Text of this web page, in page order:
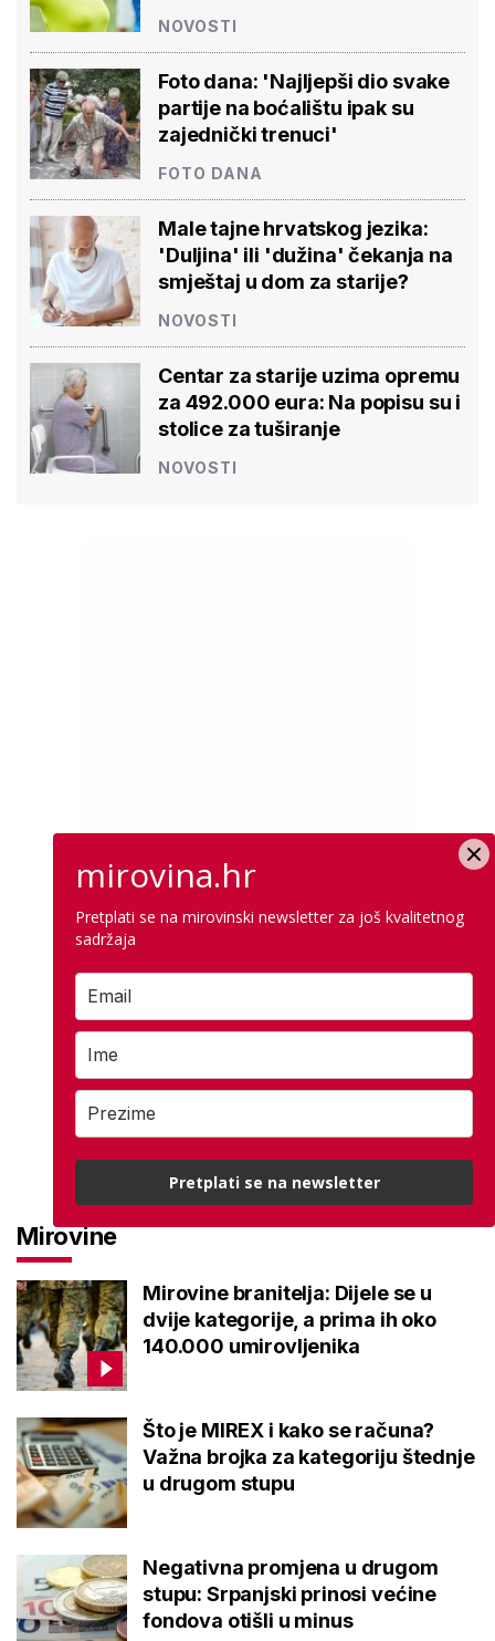
NOVOSTI
Foto dana: 'Najljepši dio svake
partije na boćalištu ipak su
zajednički trenuci'
FOTO DANA
Male tajne hrvatskog jezika:
'Duljina' ili 'dužina' čekanja na
smještaj u dom za starije?
NOVOSTI
Centar za starije uzima opremu
za 492.000 eura: Na popisu su i
stolice za tuširanje
NOVOSTI
Mirovine
Mirovine branitelja: Dijele se u
dvije kategorije, a prima ih oko
140.000 umirovljenika
Što je MIREX i kako se računa?
Važna brojka za kategoriju štednje
u drugom stupu
Negativna promjena u drugom
stupu: Srpanjski prinosi većine
fondova otišli u minus
mirovina.hr
Pretplati se na mirovinski newsletter za još kvalitetnog
sadržaja
Pretplati se na newsletter